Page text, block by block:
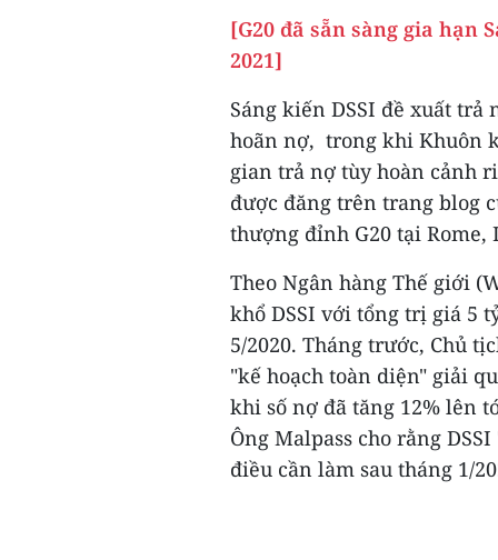
[G20 đã sẵn sàng gia hạn
2021]
Sáng kiến DSSI đề xuất
hoãn nợ, trong khi Khuôn
gian trả nợ tùy hoàn cảnh
được đăng trên trang blog
thượng đỉnh G20 tại Rome,
Theo Ngân hàng Thế giới
khổ DSSI với tổng trị giá 5
5/2020. Tháng trước, Chủ
"kế hoạch toàn diện" giải
khi số nợ đã tăng 12% lên
Ông Malpass cho rằng
điều cần làm sau tháng 1/